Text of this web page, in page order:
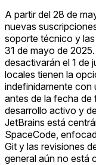
A partir del 28 de
nuevas
soporte técnico y
31 de mayo de
desactivarán el 1 de
locales tienen la
indefinidamente con
antes de la fecha de
desarrollo activo y
JetBrains está
SpaceCode,
Git y las revisiones
general aún no está